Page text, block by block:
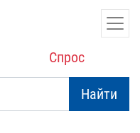
Спрос
Найти